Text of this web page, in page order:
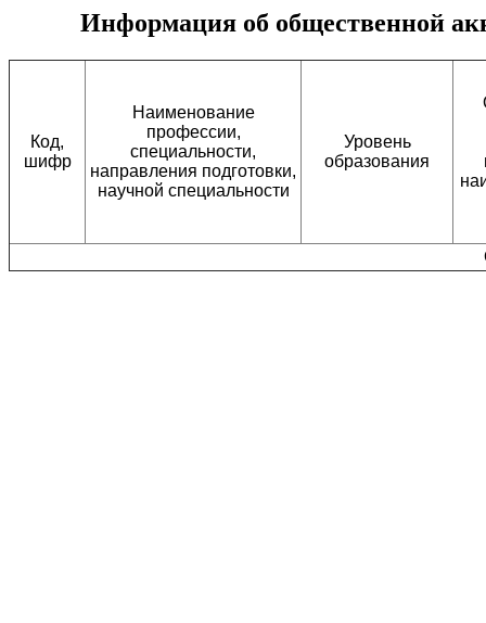
Информация об общественной
Код,
шифр
Наименование
профессии,
специальности,
направления подготовки,
научной специальности
Уровень
образования